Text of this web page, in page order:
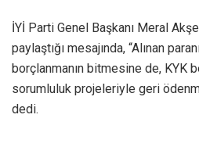
İYİ Parti Genel Başkanı Meral
paylaştığı mesajında, “Alınan
borçlanmanın bitmesine de, KYK
sorumluluk projeleriyle geri
dedi.